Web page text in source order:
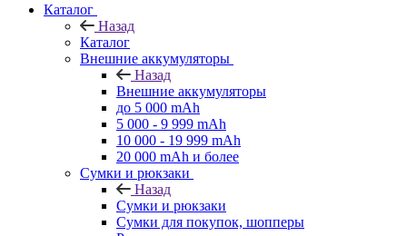
Каталог
Назад
Каталог
Внешние аккумуляторы
Назад
Внешние аккумуляторы
до 5 000 mAh
5 000 - 9 999 mAh
10 000 - 19 999 mAh
20 000 mAh и более
Сумки и рюкзаки
Назад
Сумки и рюкзаки
Сумки для покупок, шопперы